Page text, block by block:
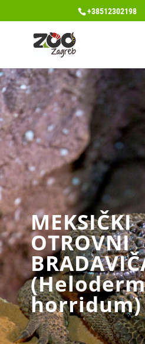
+38512302198
MEKSIČKI
OTROVNI
horridum)